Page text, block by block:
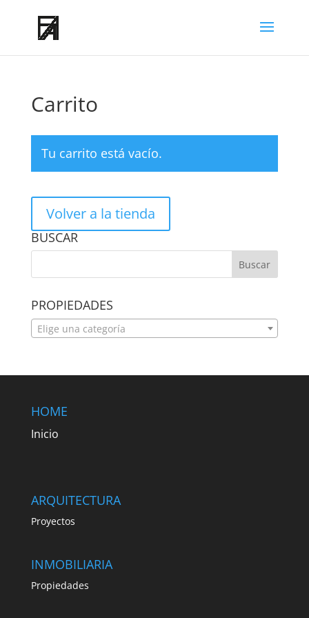
Carrito
Tu carrito está vacío.
Volver a la tienda
BUSCAR
PROPIEDADES
Elige una categoría
HOME
Inicio
ARQUITECTURA
Proyectos
INMOBILIARIA
Propiedades